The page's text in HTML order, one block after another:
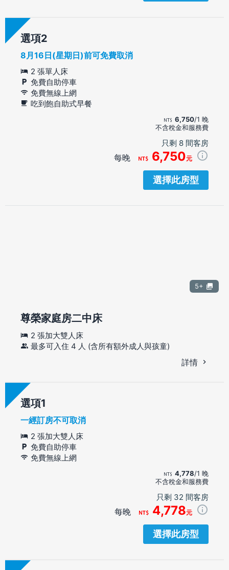
選項
8月16日(星期日)前可免費取消
2 張單人床
免費自助停車
免費無線上網
吃到飽自助式早餐
6,750/1 晚
不含稅金和服務費
只剩 8 間客房
每晚 6,750元
選擇此房型
5+
尊榮家庭房二中床
2 張加大雙人床
最多可入住 4 人 (含所有額外成人與孩童)
詳情
選項
一經訂房不可取消
2 張加大雙人床
免費自助停車
免費無線上網
4,778/1 晚
不含稅金和服務費
只剩 32 間客房
每晚 4,778元
選擇此房型